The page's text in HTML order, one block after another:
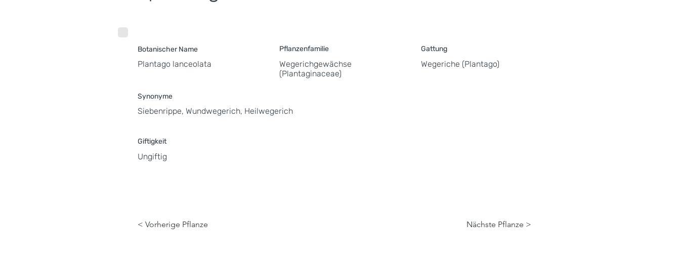
Botanischer Name
Plantago lanceolata
Pflanzenfamilie
Wegerichgewächse
(Plantaginaceae)
Gattung
Wegeriche (Plantago)
Synonyme
Siebenrippe, Wundwegerich, Heilwegerich
Giftigkeit
Ungiftig
< Vorherige Pflanze Nächste Pflanze >